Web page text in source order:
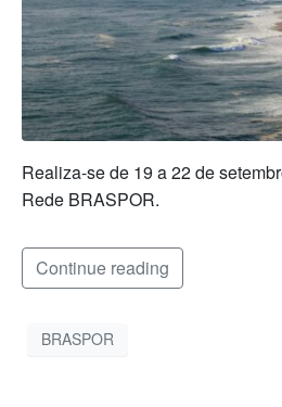
Realiza-se de 19 a 22 de
Rede BRASPOR.
Continue reading
BRASPOR